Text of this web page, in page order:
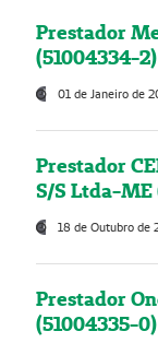
Prestador
(51004334-2)
01 de Janeiro de
Prestador
S/S Ltda-
18 de Outubro de
Prestador
(51004335-0)